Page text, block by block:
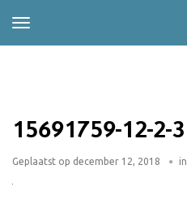
15691759-12-2-3
Geplaatst op december 12, 2018 in